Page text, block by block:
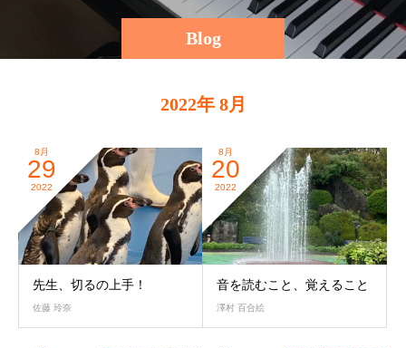
Blog
2022年 8月
8月
29
2022
先生、切るの上手！
佐藤 玲奈
8月
20
2022
音を読むこと、覚えること
澤村 百合絵